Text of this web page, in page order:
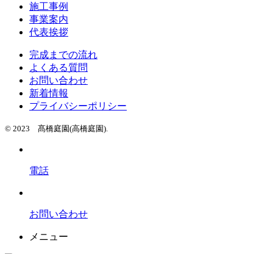
施工事例
事業案内
代表挨拶
完成までの流れ
よくある質問
お問い合わせ
新着情報
プライバシーポリシー
© 2023 髙橋庭園(高橋庭園).
電話
お問い合わせ
メニュー